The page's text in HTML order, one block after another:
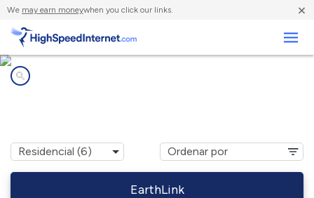
We may earn moneywhen you click our links. ×
EarthLink